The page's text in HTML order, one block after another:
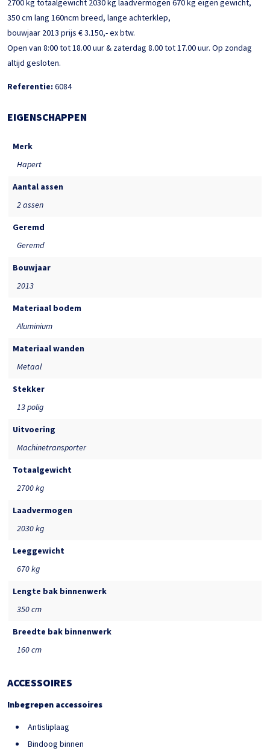
2700 kg totaalgewicht 2030 kg laadvermogen 670 kg eigen gewicht,
350 cm lang 160ncm breed, lange achterklep,
bouwjaar 2013 prijs € 3.150,- ex btw.
Open van 8:00 tot 18.00 uur & zaterdag 8.00 tot 17.00 uur. Op zondag
altijd gesloten.
Referentie: 6084
EIGENSCHAPPEN
Merk
Hapert
Aantal assen
2 assen
Geremd
Geremd
Bouwjaar
2013
Materiaal bodem
Aluminium
Materiaal wanden
Metaal
Stekker
13 polig
Uitvoering
Machinetransporter
Totaalgewicht
2700 kg
Laadvermogen
2030 kg
Leeggewicht
670 kg
Lengte bak binnenwerk
350 cm
Breedte bak binnenwerk
160 cm
ACCESSOIRES
Inbegrepen accessoires
Antisliplaag
Bindoog binnen